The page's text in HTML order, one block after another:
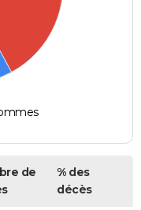
de
% des
décès